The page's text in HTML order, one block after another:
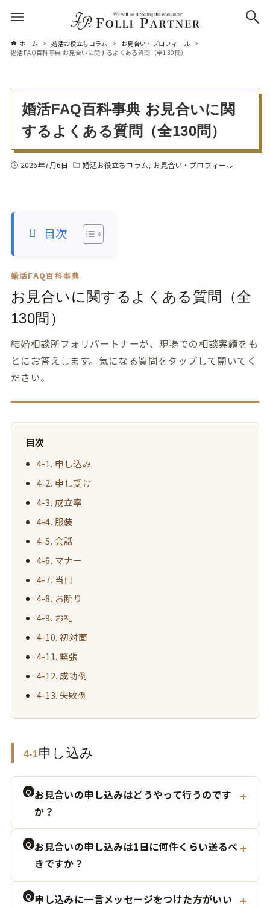
ホーム 婚活お役立ちコラム
お見合い・プロフィール
婚活FAQ百科事典 お見合いに関するよくある質問（全130問）
婚活FAQ百科事典 お見合いに関
するよくある質問（全130問）
2026年7月6日 婚活お役立ちコラム お見合い・プロフィール
目次
婚活FAQ百科事典
お見合いに関するよくある質問（全
130問）
結婚相談所フォリパートナーが、現場での相談実績をも
とにお答えします。気になる質問をタップして開いてく
ださい。
目次
4-1. 申し込み
4-2. 申し受け
4-3. 成立率
4-4. 服装
4-5. 会話
4-6. マナー
4-7. 当日
4-8. お断り
4-9. お礼
4-10. 初対面
4-11. 緊張
4-12. 成功例
4-13. 失敗例
4-1申し込み
Q お見合いの申し込みはどうやって行うのです
か？
Q お見合いの申し込みは1日に何件くらい送るべ
きですか？
Q 申し込みに一言メッセージをつけた方がいい